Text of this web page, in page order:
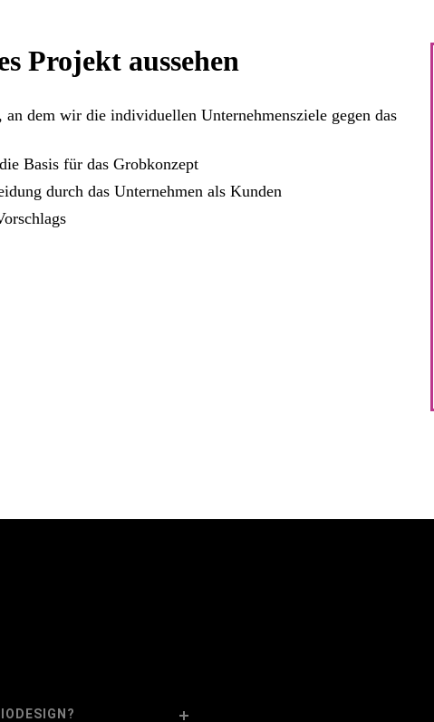
Projekt aussehen
dem wir die individuellen Unternehmensziele gegen das
Basis für das Grobkonzept
durch das Unternehmen als Kunden